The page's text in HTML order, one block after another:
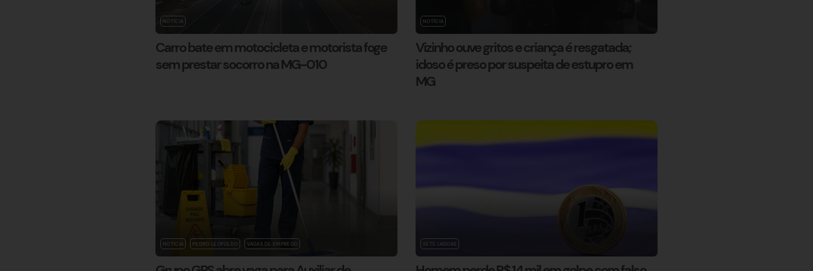
NOTÍCIA
Carro bate em motocicleta e motorista foge
sem prestar socorro na MG-010
NOTÍCIA
Vizinho ouve gritos e criança é resgatada;
idoso é preso por suspeita de estupro em
MG
NOTÍCIA PEDRO LEOPOLDO VAGAS DE EMPREGO SETE LAGOAS